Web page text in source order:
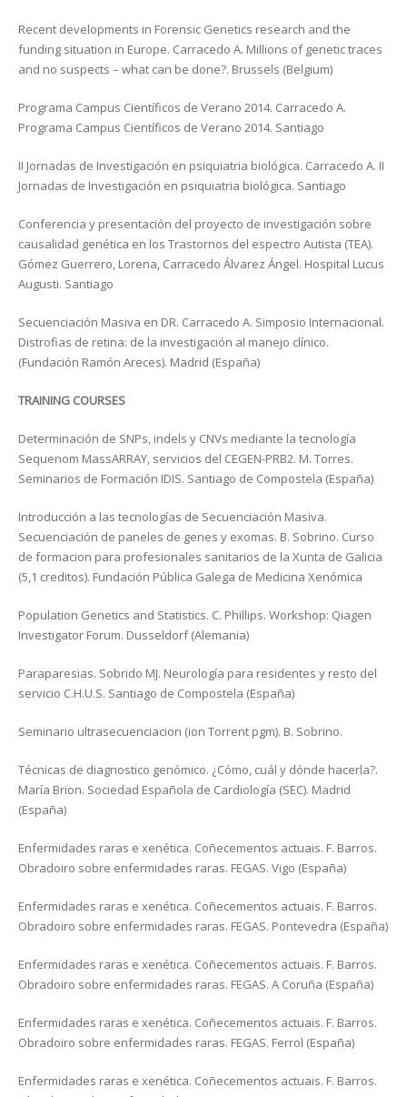
Recent developments in Forensic Genetics research and the
funding situation in Europe. Carracedo A. Millions of genetic traces
and no suspects – what can be done?. Brussels (Belgium)
Programa Campus Científicos de Verano 2014. Carracedo A.
Programa Campus Científicos de Verano 2014. Santiago
II Jornadas de Investigación en psiquiatria biológica. Carracedo A. II
Jornadas de Investigación en psiquiatria biológica. Santiago
Conferencia y presentación del proyecto de investigación sobre
causalidad genética en los Trastornos del espectro Autista (TEA).
Gómez Guerrero, Lorena, Carracedo Álvarez Ángel. Hospital Lucus
Augusti. Santiago
Secuenciación Masiva en DR. Carracedo A. Simposio Internacional.
Distrofias de retina: de la investigación al manejo clínico.
(Fundación Ramón Areces). Madrid (España)
TRAINING COURSES
Determinación de SNPs, indels y CNVs mediante la tecnología
Sequenom MassARRAY, servicios del CEGEN-PRB2. M. Torres.
Seminarios de Formación IDIS. Santiago de Compostela (España)
Introducción a las tecnologías de Secuenciación Masiva.
Secuenciación de paneles de genes y exomas. B. Sobrino. Curso
de formacion para profesionales sanitarios de la Xunta de Galicia
(5,1 creditos). Fundación Pública Galega de Medicina Xenómica
Population Genetics and Statistics. C. Phillips. Workshop: Qiagen
Investigator Forum. Dusseldorf (Alemania)
Paraparesias. Sobrido MJ. Neurología para residentes y resto del
servicio C.H.U.S. Santiago de Compostela (España)
Seminario ultrasecuenciacion (ion Torrent pgm). B. Sobrino.
Técnicas de diagnostico genómico. ¿Cómo, cuál y dónde hacerla?.
María Brion. Sociedad Española de Cardiología (SEC). Madrid
(España)
Enfermidades raras e xenética. Coñecementos actuais. F. Barros.
Obradoiro sobre enfermidades raras. FEGAS. Vigo (España)
Enfermidades raras e xenética. Coñecementos actuais. F. Barros.
Obradoiro sobre enfermidades raras. FEGAS. Pontevedra (España)
Enfermidades raras e xenética. Coñecementos actuais. F. Barros.
Obradoiro sobre enfermidades raras. FEGAS. A Coruña (España)
Enfermidades raras e xenética. Coñecementos actuais. F. Barros.
Obradoiro sobre enfermidades raras. FEGAS. Ferrol (España)
Enfermidades raras e xenética. Coñecementos actuais. F. Barros.